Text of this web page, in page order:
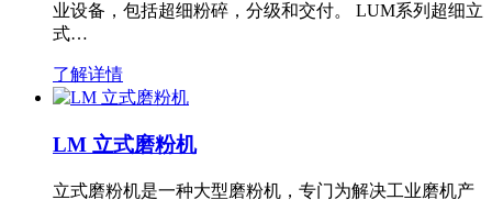
业设备，包括超细粉碎，分级和交付。 LUM系列超细立
式…
了解详情
LM 立式磨粉机
立式磨粉机是一种大型磨粉机，专门为解决工业磨机产